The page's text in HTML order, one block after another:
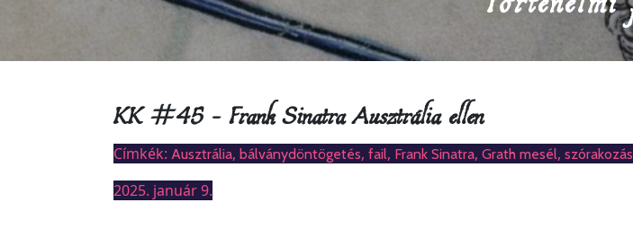
KK #45 – Frank Sinatra Ausztrália ellen
Címkék: Ausztrália, bálványdöntögetés, fail, Frank Sinatra, Grath mesél, szórakozás
2025. január 9.